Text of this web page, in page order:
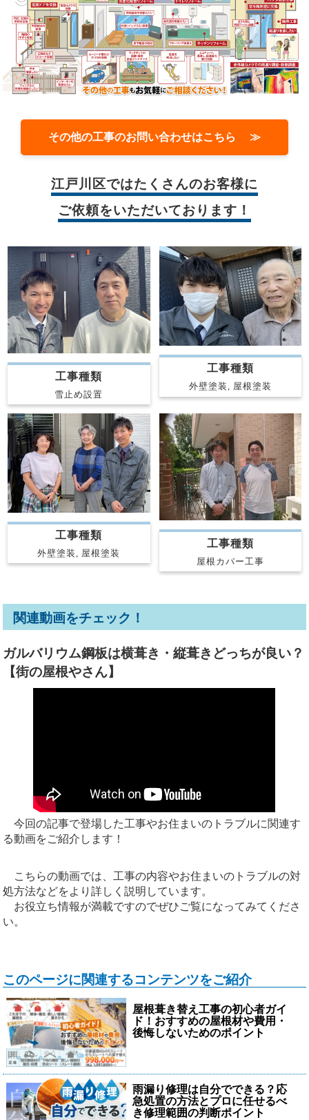
その他の工事のお問い合わせはこちら ≫
江戸川区ではたくさんのお客様に
ご依頼をいただいております！
工事種類
雪止め設置
工事種類
外壁塗装, 屋根塗装
工事種類
外壁塗装, 屋根塗装
工事種類
屋根カバー工事
関連動画をチェック！
ガルバリウム鋼板は横葺き・縦葺きどっちが良い？
【街の屋根やさん】
今回の記事で登場した工事やお住まいのトラブルに関連す
る動画をご紹介します！
こちらの動画では、工事の内容やお住まいのトラブルの対
処方法などをより詳しく説明しています。
お役立ち情報が満載ですのでぜひご覧になってみてくださ
い。
このページに関連するコンテンツをご紹介
屋根葺き替え工事の初心者ガイ
ド！おすすめの屋根材や費用・
後悔しないためのポイント
雨漏り修理は自分でできる？応
急処置の方法とプロに任せるべ
き修理範囲の判断ポイント